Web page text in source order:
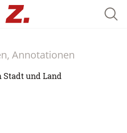
Annotationen
Stadt und Land